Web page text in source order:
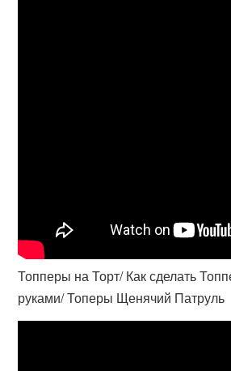
Топперы на Торт/ Как сделать
руками/ Топеры Щенячий Патруль